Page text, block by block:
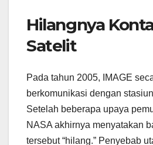
Hilangnya
Satelit
Pada tahun 2005, IMAGE
berkomunikasi dengan
Setelah beberapa upaya
NASA akhirnya menyatakan
tersebut “hilang.” Penyebab